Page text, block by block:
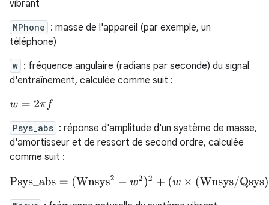
vibrant
MPhone : masse de l'appareil (par exemple, un
téléphone)
w : fréquence angulaire (radians par seconde) du signal
d'entraînement, calculée comme suit :
w=2πf
Psys_abs : réponse d'amplitude d'un système de masse,
d'amortisseur et de ressort de second ordre, calculée
comme suit :
Psys_abs= Wnsys2−w2) 2+( w×(Wnsys/Qsys))2